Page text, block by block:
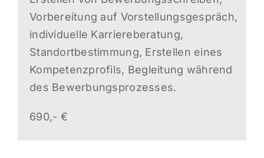
Vorbereitung auf Vorstellungsgespräch,
individuelle Karriereberatung,
Standortbestimmung, Erstellen eines
Kompetenzprofils, Begleitung während
des Bewerbungsprozesses.
690,- €